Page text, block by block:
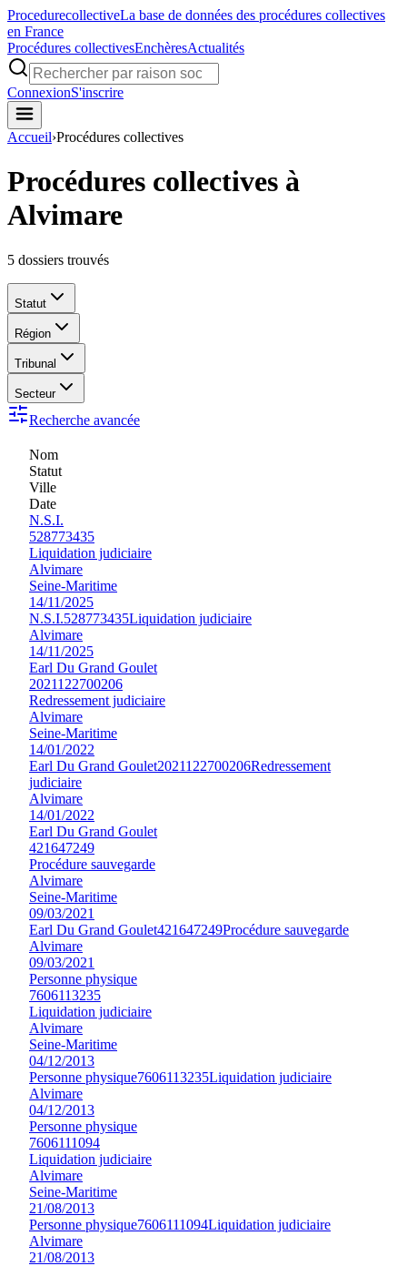
ProcedurecollectiveLa base de données des procédures collectives
en France
Procédures collectivesEnchèresActualités
ConnexionS'inscrire
Accueil›Procédures collectives
Procédures collectives à
Alvimare
5 dossiers trouvés
Statut
Région
Tribunal
Secteur
Recherche avancée
Nom
Statut
Ville
Date
N.S.I.
528773435
Liquidation judiciaire
Alvimare
Seine-Maritime
14/11/2025
N.S.I.528773435Liquidation judiciaire
Alvimare
14/11/2025
Earl Du Grand Goulet
2021122700206
Redressement judiciaire
Alvimare
Seine-Maritime
14/01/2022
Earl Du Grand Goulet2021122700206Redressement
judiciaire
Alvimare
14/01/2022
Earl Du Grand Goulet
421647249
Procédure sauvegarde
Alvimare
Seine-Maritime
09/03/2021
Earl Du Grand Goulet421647249Procédure sauvegarde
Alvimare
09/03/2021
Personne physique
7606113235
Liquidation judiciaire
Alvimare
Seine-Maritime
04/12/2013
Personne physique7606113235Liquidation judiciaire
Alvimare
04/12/2013
Personne physique
7606111094
Liquidation judiciaire
Alvimare
Seine-Maritime
21/08/2013
Personne physique7606111094Liquidation judiciaire
Alvimare
21/08/2013